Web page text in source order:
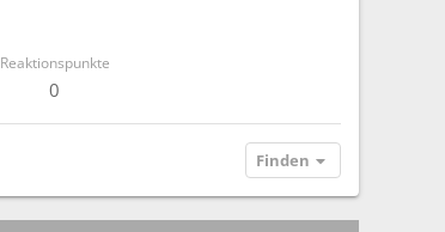
Reaktionspunkte
0
Finden